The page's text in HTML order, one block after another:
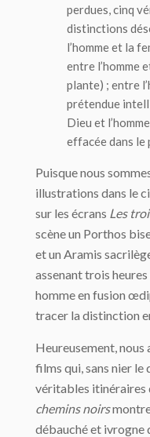
perdues, cinq
distinctions
l’homme et la
entre l’homme
plante) ; entre
prétendue
Dieu et
effacée dans le
Puisque nous
illustrations dans le
sur les écrans Les
scène un Porthos
et un Aramis
assenant trois
homme en fusion
tracer la distinction
Heureusement, nous
films qui, sans nier
véritables itinéraires
chemins noirs
débauché et ivrogne